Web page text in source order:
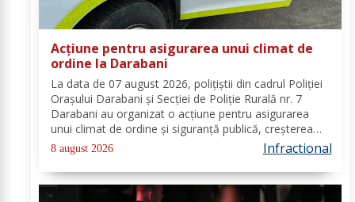
Acțiune pentru asigurarea unui climat de
ordine la Darabani
La data de 07 august 2026, polițiștii din cadrul Poliției
Orașului Darabani și Secției de Poliție Rurală nr. 7
Darabani au organizat o acțiune pentru asigurarea
unui climat de ordine și siguranță publică, creșterea
gradului de siguranță rutieră și combaterea faptelor
antisociale, în localitatea...
8 august 2026 Infractional